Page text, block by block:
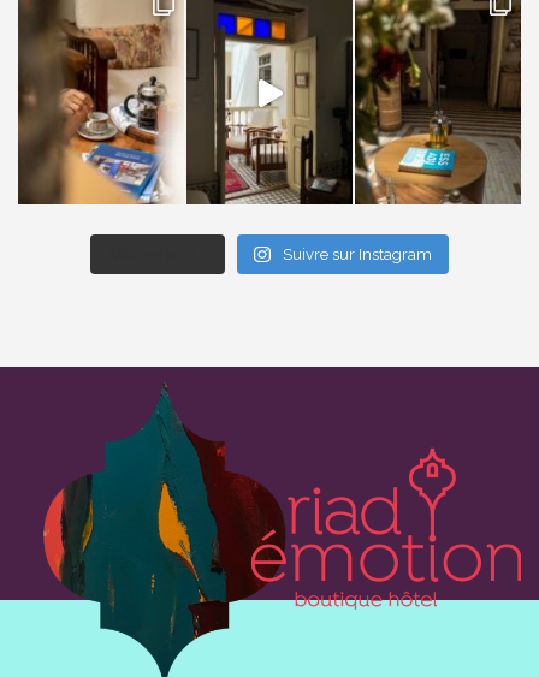
Suivre sur Instagram